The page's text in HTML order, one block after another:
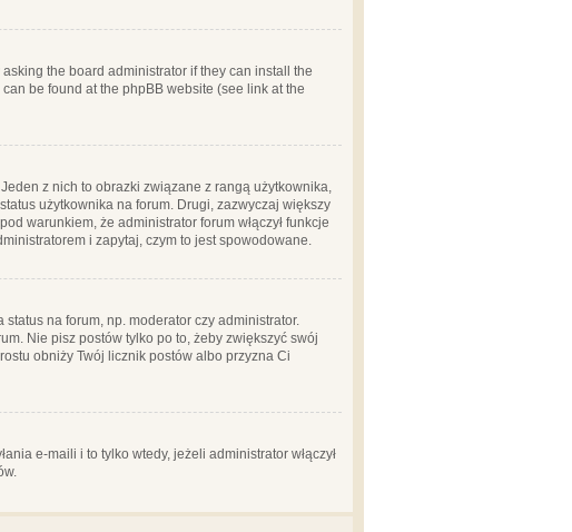
the board administrator if they can install the
be found at the phpBB website (see link at the
z nich to obrazki związane z rangą użytkownika,
użytkownika na forum. Drugi, zazwyczaj większy
warunkiem, że administrator forum włączył funkcje
i zapytaj, czym to jest spowodowane.
na forum, np. moderator czy administrator.
Nie pisz postów tylko po to, żeby zwiększyć swój
obniży Twój licznik postów albo przyzna Ci
e-maili i to tylko wtedy, jeżeli administrator włączył